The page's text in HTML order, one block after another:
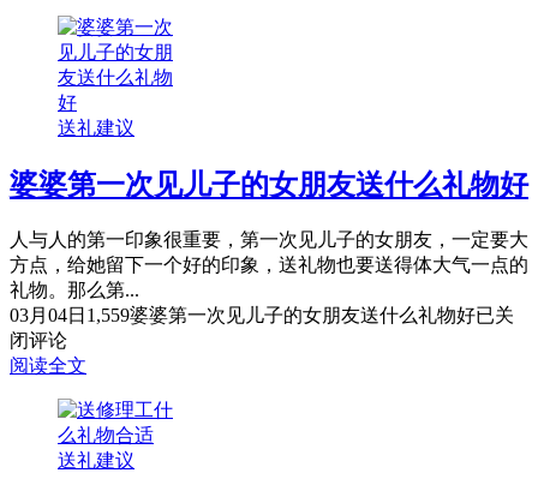
送礼建议
婆婆第一次见儿子的女朋友送什么礼物好
人与人的第一印象很重要，第一次见儿子的女朋友，一定要大
方点，给她留下一个好的印象，送礼物也要送得体大气一点的
礼物。那么第...
03月04日 1,559婆婆第一次见儿子的女朋友送什么礼物好已关
闭评论
阅读全文
送礼建议